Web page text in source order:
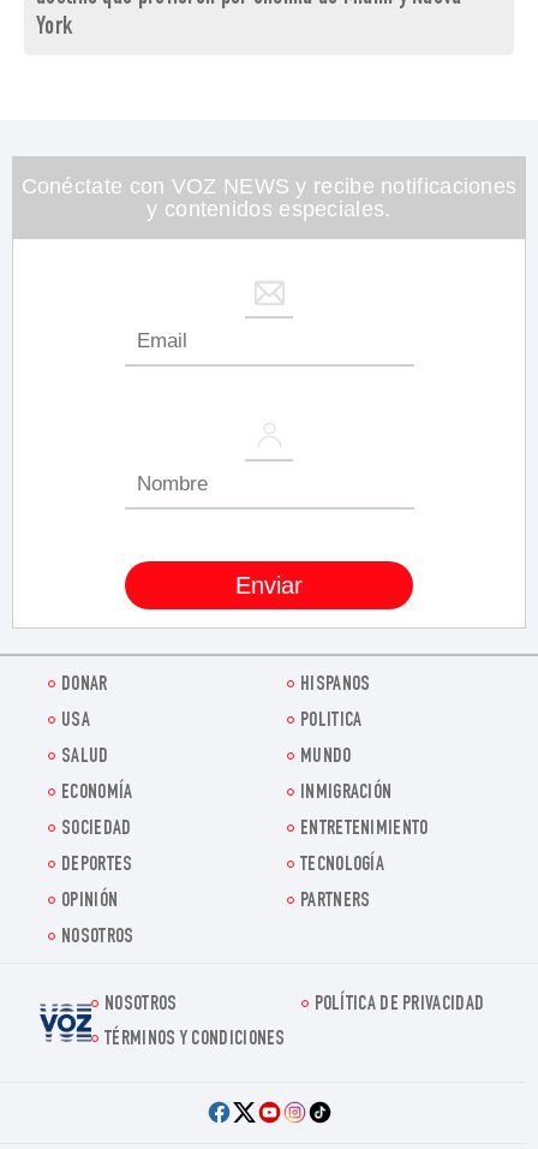
York
Conéctate con VOZ NEWS y recibe notificaciones
y contenidos especiales.
DONAR
HISPANOS
USA
POLITICA
SALUD
MUNDO
ECONOMÍA
INMIGRACIÓN
SOCIEDAD
ENTRETENIMIENTO
DEPORTES
TECNOLOGÍA
OPINIÓN
PARTNERS
NOSOTROS
Voz.us
NOSOTROS
POLÍTICA DE PRIVACIDAD
TÉRMINOS Y CONDICIONES